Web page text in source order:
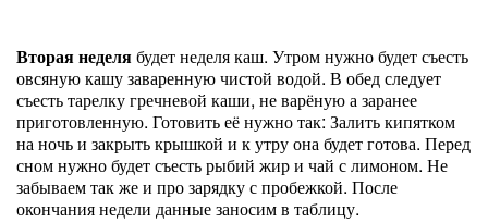
Вторая неделябудет неделя каш. Утром нужно будет съесть
овсяную кашу заваренную чистой водой. В обед следует
съесть тарелку гречневой каши, не варёную а заранее
приготовленную. Готовить её нужно так: Залить кипятком
на ночь и закрыть крышкой и к утру она будет готова. Перед
сном нужно будет съесть рыбий жир и чай с лимоном. Не
забываем так же и про зарядку с пробежкой. После
окончания недели данные заносим в таблицу.